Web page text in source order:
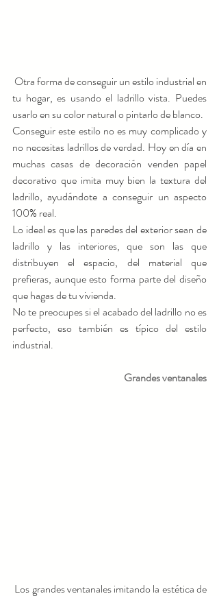
tu hogar, es usando el ladrillo vista. Puedes
usarlo en su color natural o pintarlo de blanco.
Conseguir este estilo no es muy complicado y
no necesitas ladrillos de verdad. Hoy en día en
muchas casas de decoración venden papel
decorativo que imita muy bien la textura del
ladrillo, ayudándote a conseguir un aspecto
100% real.
Lo ideal es que las paredes del exterior sean de
ladrillo y las interiores, que son las que
distribuyen el espacio, del material que
prefieras, aunque esto forma parte del diseño
que hagas de tu vivienda.
No te preocupes si el acabado del ladrillo no es
perfecto, eso también es típico del estilo
industrial.
Grandes ventanales